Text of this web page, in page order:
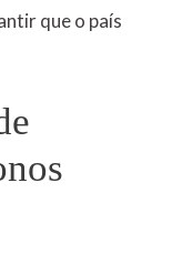
que o país